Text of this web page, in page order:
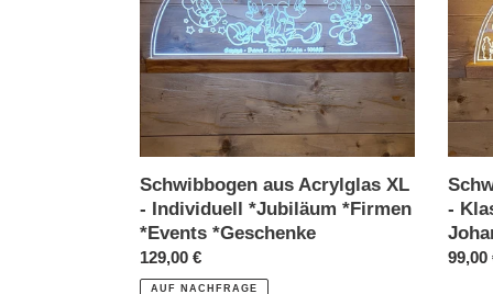
Individuell
*Jubiläum
*Firmen
*Events
*Geschenke
Schwibbogen aus Acrylglas XL
- Individuell *Jubiläum *Firmen
*Events *Geschenke
Normaler
Preis
129,00 €
AUF NACHFRAGE
-
99,00